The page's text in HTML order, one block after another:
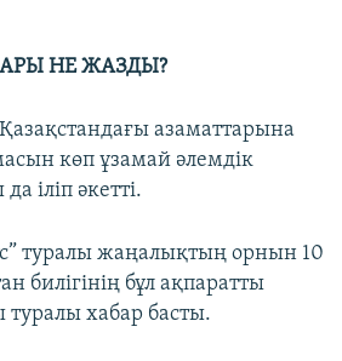
НЕ ЖАЗДЫ?
азаматтарына
көп ұзамай әлемдік
іліп әкетті.
туралы жаңалықтың орнын 10
билігінің бұл ақпаратты
туралы хабар басты.